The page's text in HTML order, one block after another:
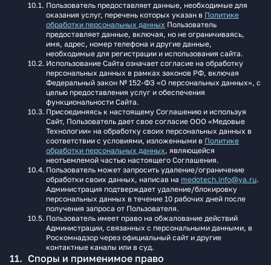
Пользователь предоставляет данные, необходимые для
оказания услуг, перечень которых указан в Политике
обработки персональных данных Пользователь
предоставляет данные, включая, но не ограничиваясь,
имя, адрес, номер телефона и другие данные,
необходимые для регистрации и использования сайта.
Использование Сайта означает согласие на обработку
персональных данных в рамках законов РФ, включая
Федеральный закон № 152-ФЗ «О персональных данных», с
целью предоставления услуг и обеспечения
функциональности Сайта.
Присоединяясь к настоящему Соглашению и используя
Сайт, Пользователь дает свое согласие ООО «Медовые
Технологии» на обработку своих персональных данных в
соответствии с условиями, изложенными в Политике
обработки персональных данных, являющейся
неотъемлемой частью настоящего Соглашения.
Пользователь может запросить удаление/ограничение
обработки своих данных, написав на medotech.info@ya.ru.
Администрация подтверждает удаление/блокировку
персональных данных в течение 10 рабочих дней после
получения запроса от Пользователя.
Пользователь имеет право на обжалование действий
Администрации, связанных с персональными данными, в
Роскомнадзор через официальный сайт и другие
контактные каналы или в суд.
Споры и применимое право